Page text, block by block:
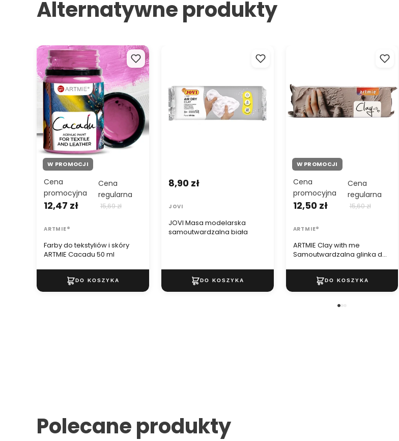
Alternatywne produkty
Farby do tekstyliów i skóry
ARTMIE Cacadu 50 ml
W PROMOCJI
Farby do tekstyliów i skóry
ARTMIE Cacadu 50 ml
Cena
promocyjna
12,47 zł
Cena
regularna
15,69 zł
ARTMIE®
JOVI Masa modelarska
samoutwardzalna biała
8,90 zł
JOVI
Samoutwardzalna glinka do
W PROMOCJI
ARTMIE Clay with me
Samoutwardzalna glinka do
Cena
promocyjna
12,50 zł
Cena
regularna
15,60 zł
ARTMIE®
Polecane produkty